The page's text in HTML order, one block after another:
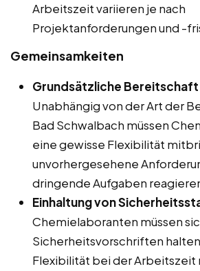
Arbeitszeit variieren je nach
Projektanforderungen und -
Gemeinsamkeiten
Grundsätzliche
Unabhängig von der Art der
Bad Schwalbach müssen
eine gewisse Flexibilität
unvorhergesehene
dringende Aufgaben
Einhaltung von
Chemielaboranten müssen
Sicherheitsvorschriften
Flexibilität bei der Arbeitszeit